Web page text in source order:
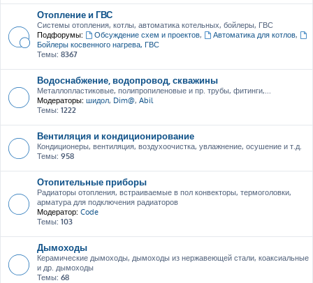
Отопление и ГВС
Системы отопления, котлы, автоматика котельных, бойлеры, ГВС
Подфорумы:
Обсуждение схем и проектов, Автоматика для котлов,
Бойлеры косвенного нагрева, ГВС
Темы: 8367
Водоснабжение, водопровод, скважины
Металлопластиковые, полипропиленовые и пр. трубы, фитинги,...
Модераторы: шидол, Dim@, Abil
Темы: 1222
Вентиляция и кондиционирование
Кондиционеры, вентиляция, воздухоочистка, увлажнение, осушение и т.д.
Темы: 958
Отопительные приборы
Радиаторы отопления, встраиваемые в пол конвекторы, термоголовки,
арматура для подключения радиаторов
Модератор: Code
Темы: 103
Дымоходы
Керамические дымоходы, дымоходы из нержавеющей стали, коаксиальные
и др. дымоходы
Темы: 68